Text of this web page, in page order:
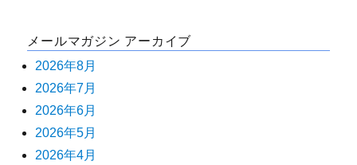
メールマガジン アーカイブ
2026年8月
2026年7月
2026年6月
2026年5月
2026年4月